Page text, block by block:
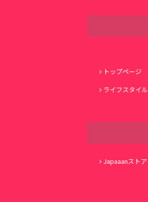
トップページ
ライフスタイル
Japaaanストア